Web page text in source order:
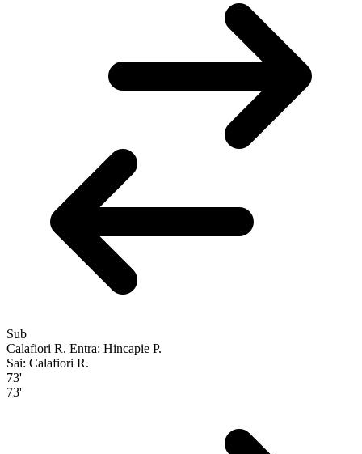
Sub
Calafiori R. Entra: Hincapie P.
Sai: Calafiori R.
73'
73'